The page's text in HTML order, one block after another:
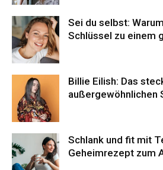
Sei du selbst:
Schlüssel zu einem
Billie Eilish: Das
außergewöhnlichen
Schlank und fit mit
Geheimrezept zum